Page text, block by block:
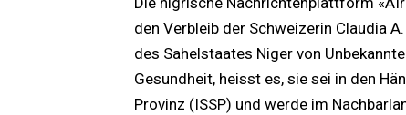
den Verbleib der Schweizerin Claudia
des Sahelstaates Niger von
Gesundheit, heisst es, sie sei in den
Provinz (ISSP) und werde im